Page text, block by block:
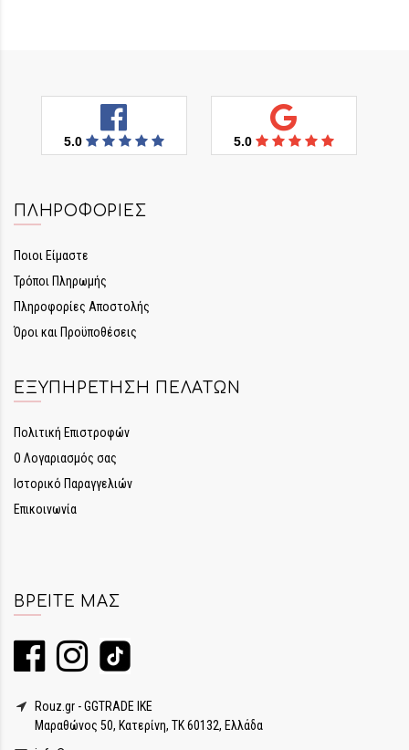
5.0 5.0
ΠΛΗΡΟΦΟΡΊΕΣ
Ποιοι Είμαστε
Τρόποι Πληρωμής
Πληροφορίες Αποστολής
Όροι και Προϋποθέσεις
ΕΞΥΠΗΡΈΤΗΣΗ ΠΕΛΑΤΏΝ
Πολιτική Επιστροφών
Ο Λογαριασμός σας
Ιστορικό Παραγγελιών
Επικοινωνία
ΒΡΕΊΤΕ ΜΑΣ
Rouz.gr - GGTRADE IKE
Μαραθώνος 50, Κατερίνη, ΤΚ 60132, Ελλάδα